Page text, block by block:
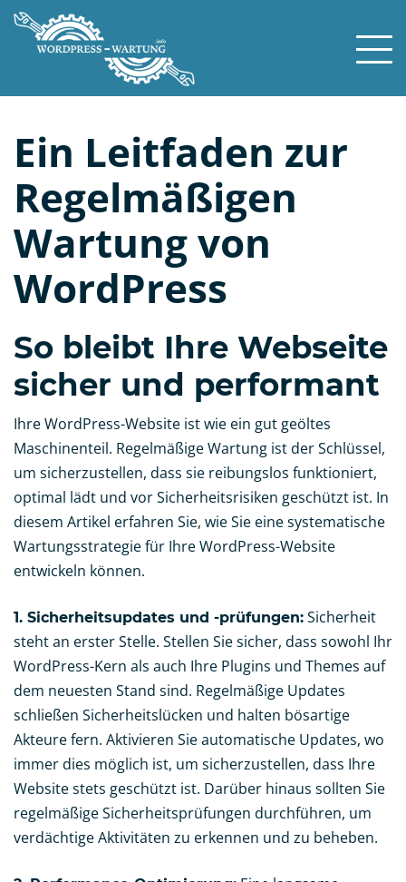
Skip
content
Ein Leitfaden zur
Regelmäßigen
Wartung von
WordPress
So bleibt Ihre Webseite
sicher und performant
Ihre WordPress-Website ist wie ein gut geöltes
Maschinenteil. Regelmäßige Wartung ist der Schlüssel,
um sicherzustellen, dass sie reibungslos funktioniert,
optimal lädt und vor Sicherheitsrisiken geschützt ist. In
diesem Artikel erfahren Sie, wie Sie eine systematische
Wartungsstrategie für Ihre WordPress-Website
entwickeln können.
1. Sicherheitsupdates und -prüfungen: Sicherheit
steht an erster Stelle. Stellen Sie sicher, dass sowohl Ihr
WordPress-Kern als auch Ihre Plugins und Themes auf
dem neuesten Stand sind. Regelmäßige Updates
schließen Sicherheitslücken und halten bösartige
Akteure fern. Aktivieren Sie automatische Updates, wo
immer dies möglich ist, um sicherzustellen, dass Ihre
Website stets geschützt ist. Darüber hinaus sollten Sie
regelmäßige Sicherheitsprüfungen durchführen, um
verdächtige Aktivitäten zu erkennen und zu beheben.